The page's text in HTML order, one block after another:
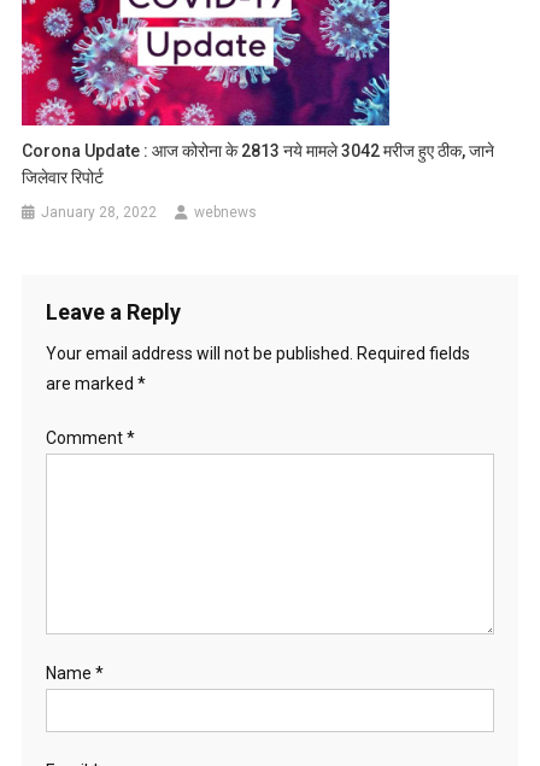
Corona Update : आज कोरोना के 2813 नये मामले 3042 मरीज हुए ठीक, जाने
जिलेवार रिपोर्ट
January 28, 2022 webnews
Leave a Reply
Your email address will not be published. Required fields
are marked *
Comment*
Name *